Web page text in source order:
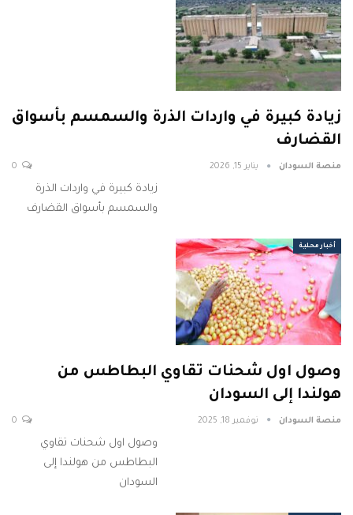
زيادة كبيرة في واردات الذرة والسمسم بأسواق
القضارف
منصة السودان يناير 15, 2026
زيادة كبيرة في واردات الذرة
والسمسم بأسواق القضارف
أخبار محلية
وصول اول شحنات تقاوي البطاطس من
هولندا إلى السودان
منصة السودان نوفمبر 18, 2025
وصول اول شحنات تقاوي
البطاطس من هولندا إلى
السودان